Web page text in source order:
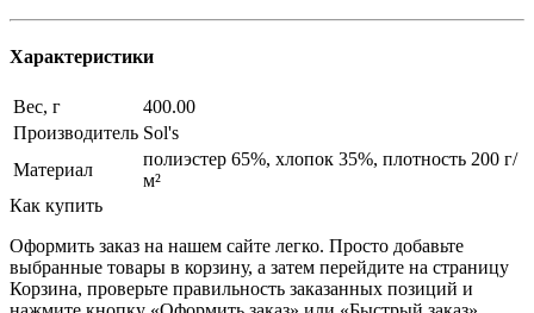
Характеристики
Вес, г
400.00
Производитель Sol's
Материал
полиэстер 65%, хлопок 35%, плотность 200 г/
м²
Как купить
Оформить заказ на нашем сайте легко. Просто добавьте
выбранные товары в корзину, а затем перейдите на страницу
Корзина, проверьте правильность заказанных позиций и